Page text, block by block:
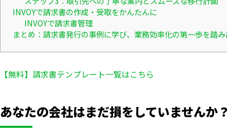
INVOYで請求書の作成・受取をかんたんに
INVOYで請求書管理
まとめ：請求書発行の事例に学び、業務効率化の第一歩を踏
【無料】請求書テンプレート一覧はこちら
あなたの会社はまだ損をしていません